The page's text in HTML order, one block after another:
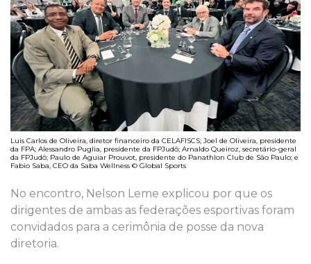
Luis Carlos de Oliveira, diretor financeiro da CELAFISCS; Joel de Oliveira, presidente
da FPA; Alessandro Puglia, presidente da FPJudô; Arnaldo Queiroz, secretário-geral
da FPJudô; Paulo de Aguiar Prouvot, presidente do Panathlon Club de São Paulo; e
Fabio Saba, CEO da Saba Wellness © Global Sports
No encontro, Nelson Leme explicou por que os
dirigentes de ambas as federações esportivas foram
convidados para a cerimônia de posse da nova
diretoria.